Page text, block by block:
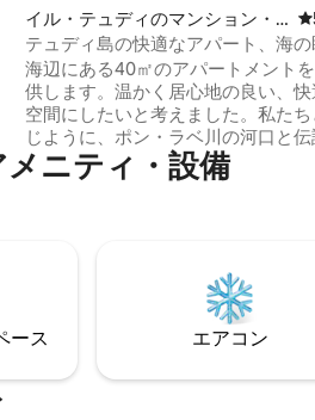
イル・テュディのマンション・
アパート
テュディ島の快適なアパート、海の
海辺にある40㎡のアパートメント
供します。温かく居心地の良い、快
空間にしたいと考えました。私たち
じように、ポン・ラベ川の河口と伝
な夕日を見ながらの食事をお楽しみ
だけることを願っています。 テラス
場があります。 シーズン中は毎週月
に小さな市が開かれます。
ニティ・設備
ー⁠ス エアコン